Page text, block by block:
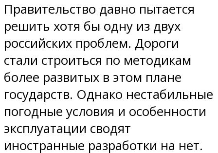
Правительство давно пытается
решить хотя бы одну из двух
российских проблем. Дороги
стали строиться по методикам
более развитых в этом плане
государств. Однако нестабильные
погодные условия и особенности
эксплуатации сводят
иностранные разработки на нет.